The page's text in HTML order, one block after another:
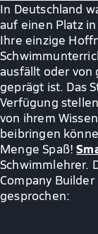
In Deutschland
auf einen Platz
Ihre einzige
ausfällt oder von
geprägt ist. Das
Verfügung
von ihrem
beibringen
Menge Spaß!
Schwimmlehrer.
Company
gesprochen: